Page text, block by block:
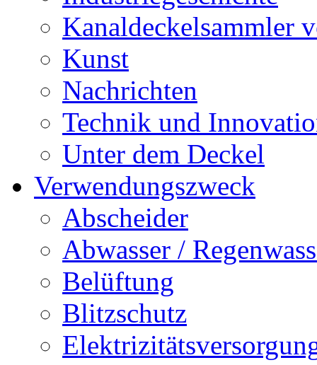
Kanaldeckelsammler
Kunst
Nachrichten
Technik und
Unter dem Deckel
Verwendungszweck
Abscheider
Abwasser /
Belüftung
Blitzschutz